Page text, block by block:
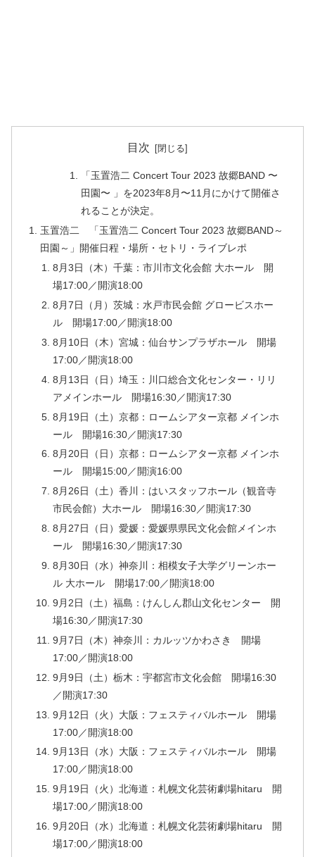
目次
「玉置浩二 Concert Tour 2023 故郷BAND 〜
田園〜 」を2023年8月〜11月にかけて開催さ
れることが決定。
玉置浩二 「玉置浩二 Concert Tour 2023 故郷BAND～
田園～」開催日程・場所・セトリ・ライブレポ
8月3日（木）千葉：市川市文化会館 大ホール 開
場17:00／開演18:00
8月7日（月）茨城：水戸市民会館 グロービスホー
ル 開場17:00／開演18:00
8月10日（木）宮城：仙台サンプラザホール 開場
17:00／開演18:00
8月13日（日）埼玉：川口総合文化センター・リリ
アメインホール 開場16:30／開演17:30
8月19日（土）京都：ロームシアター京都 メインホ
ール 開場16:30／開演17:30
8月20日（日）京都：ロームシアター京都 メインホ
ール 開場15:00／開演16:00
8月26日（土）香川：はいスタッフホール（観音寺
市民会館）大ホール 開場16:30／開演17:30
8月27日（日）愛媛：愛媛県県民文化会館メインホ
ール 開場16:30／開演17:30
8月30日（水）神奈川：相模女子大学グリーンホー
ル 大ホール 開場17:00／開演18:00
9月2日（土）福島：けんしん郡山文化センター 開
場16:30／開演17:30
9月7日（木）神奈川：カルッツかわさき 開場
17:00／開演18:00
9月9日（土）栃木：宇都宮市文化会館 開場16:30
／開演17:30
9月12日（火）大阪：フェスティバルホール 開場
17:00／開演18:00
9月13日（水）大阪：フェスティバルホール 開場
17:00／開演18:00
9月19日（火）北海道：札幌文化芸術劇場hitaru 開
場17:00／開演18:00
9月20日（水）北海道：札幌文化芸術劇場hitaru 開
場17:00／開演18:00